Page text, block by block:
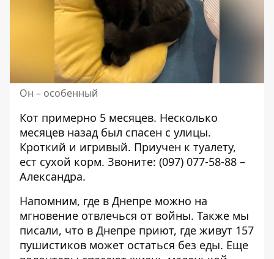
Он – особенный
Кот примерно 5 месяцев. Несколько
месяцев назад был спасен с улицы.
Кроткий и игривый. Приучен к туалету,
ест сухой корм. Звоните: (097) 077-58-88 –
Александра.
Напомним, где в Днепре можно на
мгновение отвлечься от войны. Также мы
писали, что в Днепре приют, где живут 157
пушистиков может остаться без еды. Еще